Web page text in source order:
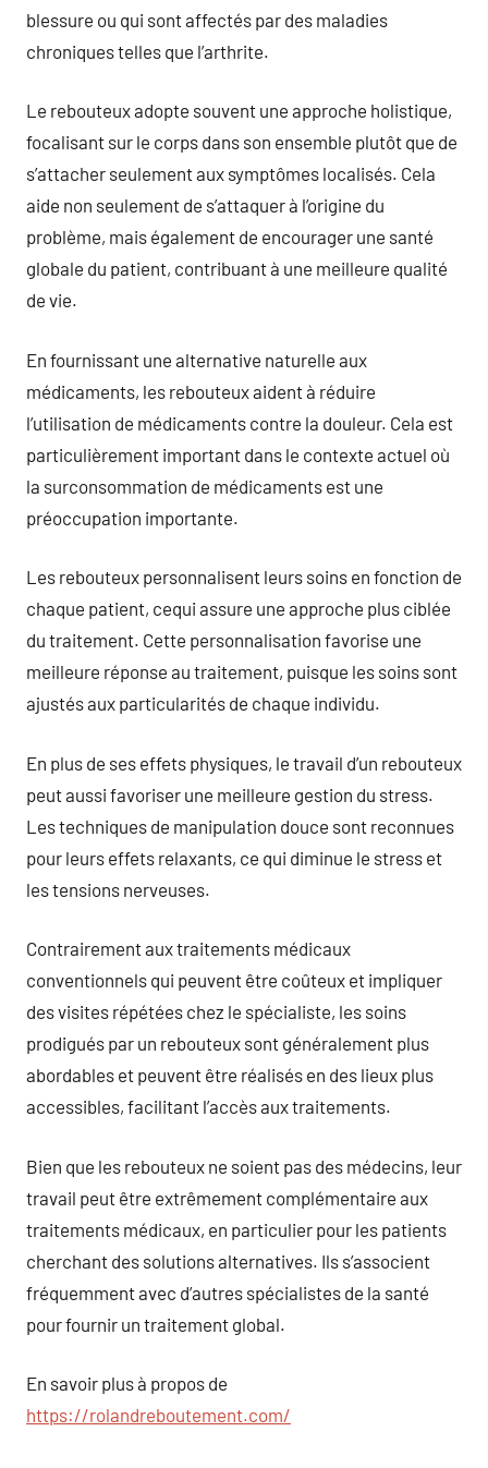
blessure ou qui sont affectés par des maladies
chroniques telles que l’arthrite.
Le rebouteux adopte souvent une approche holistique,
focalisant sur le corps dans son ensemble plutôt que de
s’attacher seulement aux symptômes localisés. Cela
aide non seulement de s’attaquer à l’origine du
problème, mais également de encourager une santé
globale du patient, contribuant à une meilleure qualité
de vie.
En fournissant une alternative naturelle aux
médicaments, les rebouteux aident à réduire
l’utilisation de médicaments contre la douleur. Cela est
particulièrement important dans le contexte actuel où
la surconsommation de médicaments est une
préoccupation importante.
Les rebouteux personnalisent leurs soins en fonction de
chaque patient, cequi assure une approche plus ciblée
du traitement. Cette personnalisation favorise une
meilleure réponse au traitement, puisque les soins sont
ajustés aux particularités de chaque individu.
En plus de ses effets physiques, le travail d’un rebouteux
peut aussi favoriser une meilleure gestion du stress.
Les techniques de manipulation douce sont reconnues
pour leurs effets relaxants, ce qui diminue le stress et
les tensions nerveuses.
Contrairement aux traitements médicaux
conventionnels qui peuvent être coûteux et impliquer
des visites répétées chez le spécialiste, les soins
prodigués par un rebouteux sont généralement plus
abordables et peuvent être réalisés en des lieux plus
accessibles, facilitant l’accès aux traitements.
Bien que les rebouteux ne soient pas des médecins, leur
travail peut être extrêmement complémentaire aux
traitements médicaux, en particulier pour les patients
cherchant des solutions alternatives. Ils s’associent
fréquemment avec d’autres spécialistes de la santé
pour fournir un traitement global.
En savoir plus à propos de
https://rolandreboutement.com/